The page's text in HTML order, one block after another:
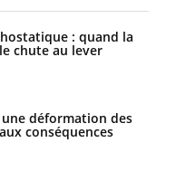
: quand la
chute au lever
déformation des
conséquences